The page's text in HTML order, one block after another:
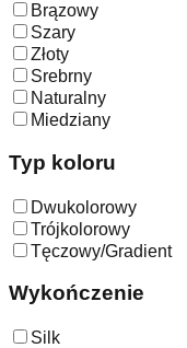
Brązowy
Szary
Złoty
Srebrny
Naturalny
Miedziany
Typ koloru
Dwukolorowy
Trójkolorowy
Tęczowy/Gradient
Wykończenie
Silk